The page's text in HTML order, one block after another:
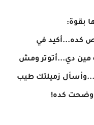
بقوة:
كده...أكيد في
مين دي...أتوتر ومش
زميلتك طيب
وضحت كده!